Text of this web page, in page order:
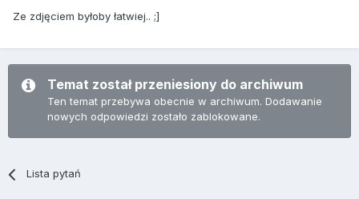
Ze zdjęciem byłoby łatwiej.. ;]
Temat został przeniesiony do archiwum
Ten temat przebywa obecnie w archiwum. Dodawanie
nowych odpowiedzi zostało zablokowane.
Lista pytań